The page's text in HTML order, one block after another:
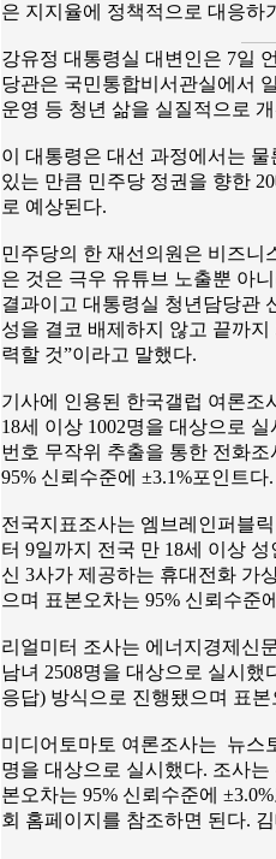
은 지지율에 정책적으로 대응하
강유정 대통령실 대변인은 7일
당관은 국민통합비서관실에서
운영 등 청년 삶을 실질적으로
이 대통령은 대선 과정에서는
있는 만큼 민주당 정권을 향한
로 예상된다.
민주당의 한 재선의원은 비즈니
은 것은 극우 유튜브 노출뿐 아
결과이고 대통령실 청년담당관
성을 결코 배제하지 않고 끝까
력할 것”이라고 말했다.
기사에 인용된 한국갤럽 여론조
18세 이상 1002명을 대상으로
번호 무작위 추출을 통한 전화
95% 신뢰수준에 ±3.1%포인트다.
전국지표조사는 엠브레인퍼블
터 9일까지 전국 만 18세 이상
신 3사가 제공하는 휴대전화 가
으며 표본오차는 95% 신뢰수준
리얼미터 조사는 에너지경제신
남녀 2508명을 대상으로 실시했
응답) 방식으로 진행됐으며 표
미디어토마토 여론조사는 뉴스
명을 대상으로 실시했다. 조사는
본오차는 95% 신뢰수준에
회 홈페이지를 참조하면 된다.